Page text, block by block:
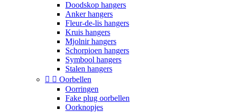
Doodskop hangers
Anker hangers
Fleur-de-lis hangers
Kruis hangers
Mjolnir hangers
Schorpioen hangers
Symbool hangers
Stalen hangers
  Oorbellen
Oorringen
Fake plug oorbellen
Oorknopjes